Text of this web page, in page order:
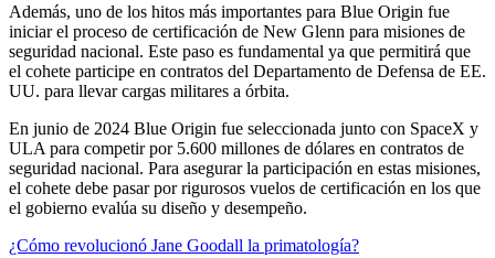
Además, uno de los hitos más importantes para Blue Origin fue
iniciar el proceso de certificación de New Glenn para misiones de
seguridad nacional. Este paso es fundamental ya que permitirá que
el cohete participe en contratos del Departamento de Defensa de EE.
UU. para llevar cargas militares a órbita.
En junio de 2024 Blue Origin fue seleccionada junto con SpaceX y
ULA para competir por 5.600 millones de dólares en contratos de
seguridad nacional. Para asegurar la participación en estas misiones,
el cohete debe pasar por rigurosos vuelos de certificación en los que
el gobierno evalúa su diseño y desempeño.
¿Cómo revolucionó Jane Goodall la primatología?